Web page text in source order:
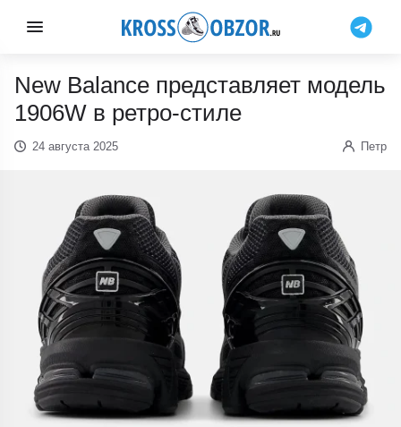
New Balance представляет модель
1906W в ретро-стиле
24 августа 2025 Петр